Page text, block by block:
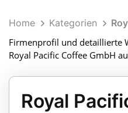
Home Kategorien
Firmenprofil und detaillierte
Royal Pacific Coffee GmbH
Royal